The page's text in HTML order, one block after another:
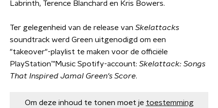
Labrinth, Terence Blanchard en Kris Bowers.
Ter gelegenheid van de release van Skelattacks
soundtrack werd Green uitgenodigd om een
"takeover"-playlist te maken voor de officiële
PlayStation™Music Spotify-account: Skelattack: Songs
That Inspired Jamal Green's Score.
Om deze inhoud te tonen moet je toestemming